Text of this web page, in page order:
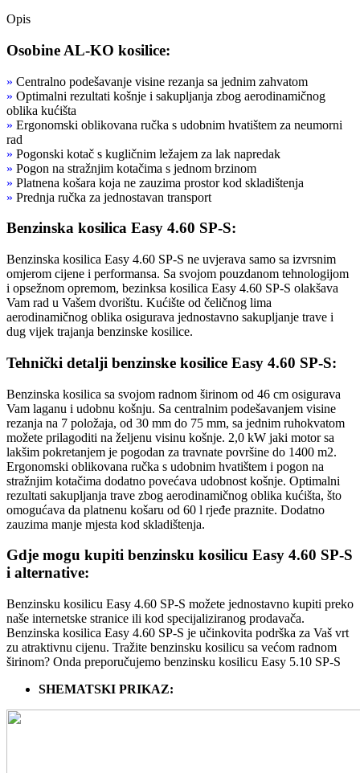
Opis
Osobine AL-KO kosilice:
» Centralno podešavanje visine rezanja sa jednim zahvatom
» Optimalni rezultati košnje i sakupljanja zbog aerodinamičnog
oblika kućišta
» Ergonomski oblikovana ručka s udobnim hvatištem za neumorni
rad
» Pogonski kotač s kugličnim ležajem za lak napredak
» Pogon na stražnjim kotačima s jednom brzinom
» Platnena košara koja ne zauzima prostor kod skladištenja
» Prednja ručka za jednostavan transport
Benzinska kosilica Easy 4.60 SP-S:
Benzinska kosilica Easy 4.60 SP-S ne uvjerava samo sa izvrsnim
omjerom cijene i performansa. Sa svojom pouzdanom tehnologijom
i opsežnom opremom, bezinksa kosilica Easy 4.60 SP-S olakšava
Vam rad u Vašem dvorištu. Kućište od čeličnog lima
aerodinamičnog oblika osigurava jednostavno sakupljanje trave i
dug vijek trajanja benzinske kosilice.
Tehnički detalji benzinske kosilice Easy 4.60 SP-S:
Benzinska kosilica sa svojom radnom širinom od 46 cm osigurava
Vam laganu i udobnu košnju. Sa centralnim podešavanjem visine
rezanja na 7 položaja, od 30 mm do 75 mm, sa jednim ruhokvatom
možete prilagoditi na željenu visinu košnje. 2,0 kW jaki motor sa
lakšim pokretanjem je pogodan za travnate površine do 1400 m2.
Ergonomski oblikovana ručka s udobnim hvatištem i pogon na
stražnjim kotačima dodatno povećava udobnost košnje. Optimalni
rezultati sakupljanja trave zbog aerodinamičnog oblika kućišta, što
omogućava da platnenu košaru od 60 l rjeđe praznite. Dodatno
zauzima manje mjesta kod skladištenja.
Gdje mogu kupiti benzinsku kosilicu Easy 4.60 SP-S
i alternative:
Benzinsku kosilicu Easy 4.60 SP-S možete jednostavno kupiti preko
naše internetske stranice ili kod specijaliziranog prodavača.
Benzinska kosilica Easy 4.60 SP-S je učinkovita podrška za Vaš vrt
zu atraktivnu cijenu. Tražite benzinsku kosilicu sa većom radnom
širinom? Onda preporučujemo benzinsku kosilicu Easy 5.10 SP-S
SHEMATSKI PRIKAZ: